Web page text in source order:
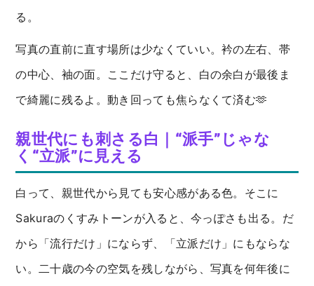
る。
写真の直前に直す場所は少なくていい。衿の左右、帯
の中心、袖の面。ここだけ守ると、白の余白が最後ま
で綺麗に残るよ。動き回っても焦らなくて済む🫶
親世代にも刺さる白｜“派手”じゃな
く“立派”に見える
白って、親世代から見ても安心感がある色。そこに
Sakuraのくすみトーンが入ると、今っぽさも出る。だ
から「流行だけ」にならず、「立派だけ」にもならな
い。二十歳の今の空気を残しながら、写真を何年後に